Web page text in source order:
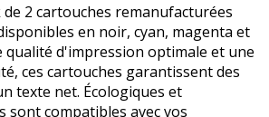
de 2 cartouches remanufacturées
en noir, cyan, magenta et
qualité d'impression optimale et une
ces cartouches garantissent des
texte net. Écologiques et
sont compatibles avec vos